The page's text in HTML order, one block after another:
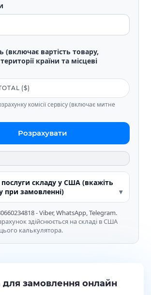
(включає вартість товару,
країни та місцеві
комісії сервісу (включає митне
Розрахувати
складу у США (вкажіть
при замовленні)
- Viber, WhatsApp, Telegram.
здійснюється на складі в США
калькулятора.
замовлення онлайн